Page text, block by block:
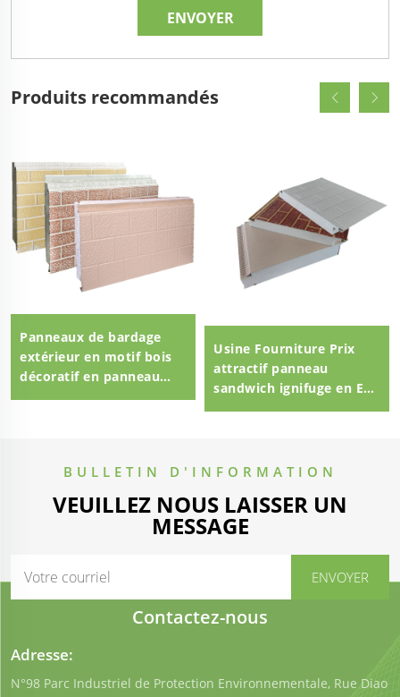
Produits recommandés
Panneaux de bardage
extérieur en motif bois
décoratif en panneau
Usine Fourniture Prix
attractif panneau
sandwich ignifuge en EPS
expansé
BULLETIN D'INFORMATION
VEUILLEZ NOUS LAISSER UN
MESSAGE
Contactez-nous
Adresse:
N°98 Parc Industriel de Protection Environnementale, Rue Diao